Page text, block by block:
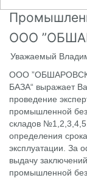
ООО
Уважаемый
ООО
БАЗА“ выражает
проведение
промышленной
складов
определения
эксплуатации. За
выдачу
промышленной